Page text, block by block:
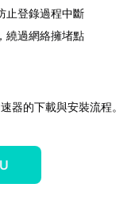
止登錄過程中斷
繞過網絡擁堵點
器的下載與安裝流程。